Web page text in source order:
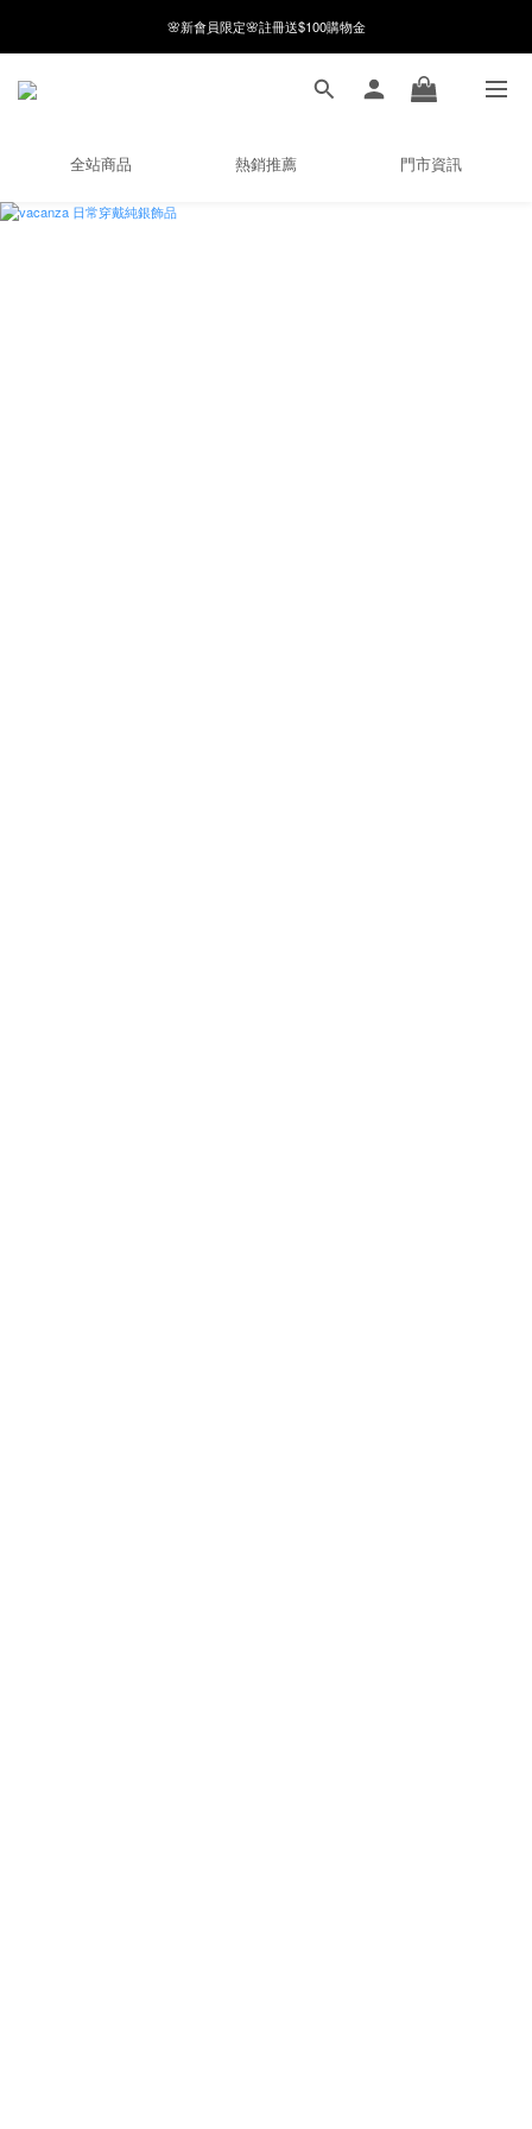
8月月初限定｜指定分類滿件88折！
🌸新會員限定🌸註冊送$100購物金
8月月初限定｜指定分類滿件88折！
全站商品 熱銷推薦 門市資訊